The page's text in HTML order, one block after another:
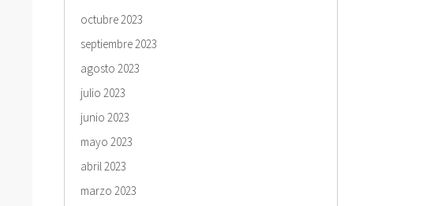
octubre 2023
septiembre 2023
agosto 2023
julio 2023
junio 2023
mayo 2023
abril 2023
marzo 2023